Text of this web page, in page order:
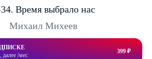
Время выбрало нас
Михаил Михеев
далее /мес
399 ₽